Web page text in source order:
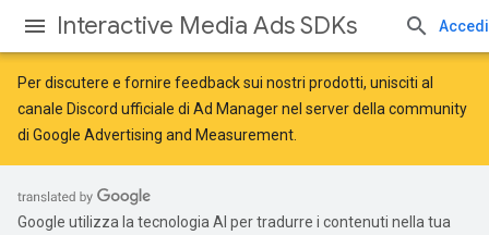
Interactive Media Ads SDKs Accedi
Per discutere e fornire feedback sui nostri prodotti, unisciti al
canale Discord ufficiale di Ad Manager nel server della community
di Google Advertising and Measurement
Google utilizza la tecnologia AI per tradurre i contenuti nella tua